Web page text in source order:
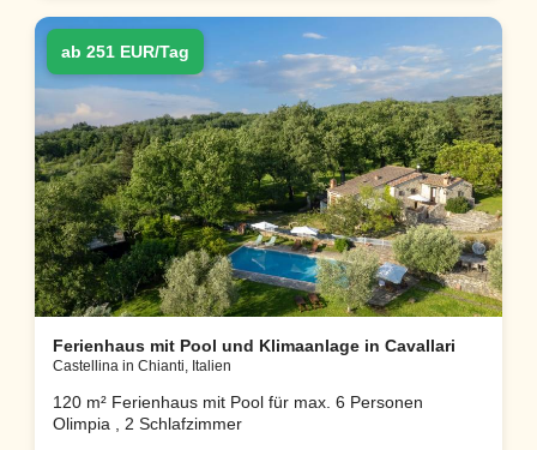
ab 251 EUR/Tag
Ferienhaus mit Pool und Klimaanlage in Cavallari
Castellina in Chianti, Italien
120 m² Ferienhaus mit Pool für max. 6 Personen
Olimpia , 2 Schlafzimmer